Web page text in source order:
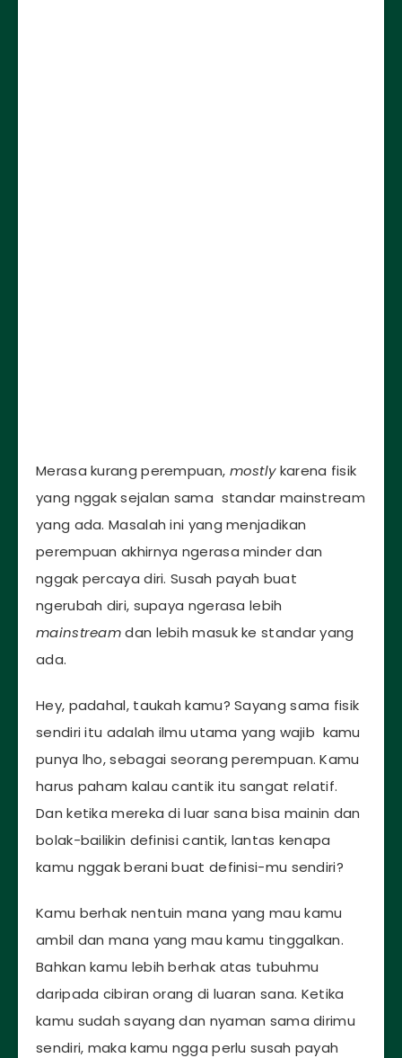
Merasa kurang perempuan, mostlykarena fisik
yang nggak sejalan sama standar mainstream
yang ada. Masalah ini yang menjadikan
perempuan akhirnya ngerasa minder dan
nggak percaya diri. Susah payah buat
ngerubah diri, supaya ngerasa lebih
mainstreamdan lebih masuk ke standar yang
ada.
Hey, padahal, taukah kamu? Sayang sama fisik
sendiri itu adalah ilmu utama yang wajib kamu
punya lho, sebagai seorang perempuan. Kamu
harus paham kalau cantik itu sangat relatif.
Dan ketika mereka di luar sana bisa mainin dan
bolak-bailikin definisi cantik, lantas kenapa
kamu nggak berani buat definisi-mu sendiri?
Kamu berhak nentuin mana yang mau kamu
ambil dan mana yang mau kamu tinggalkan.
Bahkan kamu lebih berhak atas tubuhmu
daripada cibiran orang di luaran sana. Ketika
kamu sudah sayang dan nyaman sama dirimu
sendiri, maka kamu ngga perlu susah payah